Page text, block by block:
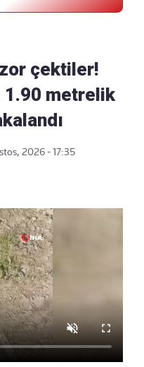
çektiler!
1.90 metrelik
2026 - 17:35